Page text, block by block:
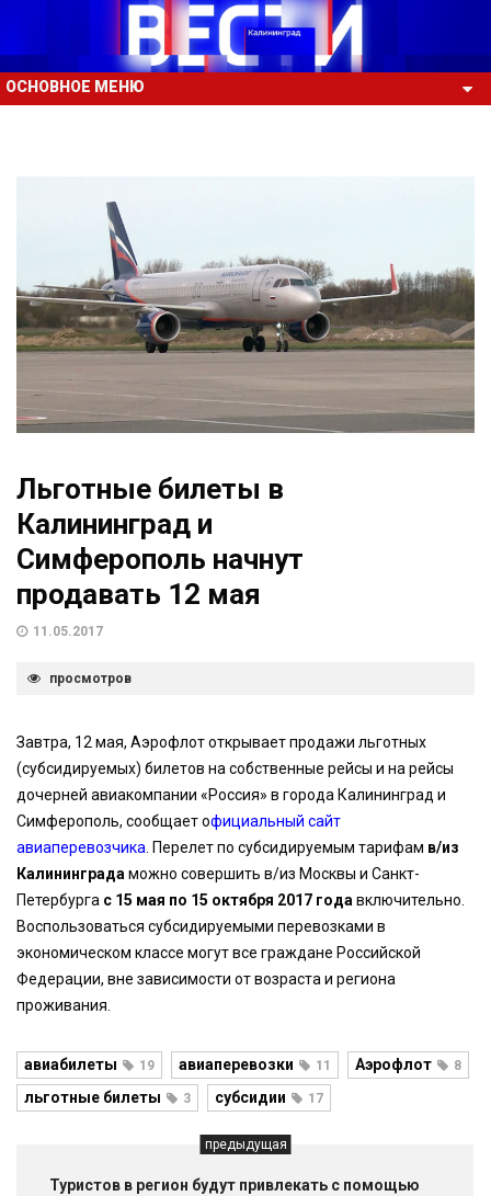
ОСНОВНОЕ МЕНЮ
Льготные билеты в
Калининград и
Симферополь начнут
продавать 12 мая
11.05.2017
просмотров
Завтра, 12 мая, Аэрофлот открывает продажи льготных
(субсидируемых) билетов на собственные рейсы и на рейсы
дочерней авиакомпании «Россия» в города Калининград и
Симферополь, сообщает официальный сайт
авиаперевозчика. Перелет по субсидируемым тарифам в/из
Калининградаможно совершить в/из Москвы и Санкт-
Петербурга с 15 мая по 15 октября 2017 годавключительно.
Воспользоваться субсидируемыми перевозками в
экономическом классе могут все граждане Российской
Федерации, вне зависимости от возраста и региона
проживания.
авиабилеты 19 авиаперевозки 11 Аэрофлот 8
льготные билеты 3 субсидии 17
предыдущая
Туристов в регион будут привлекать с помощью